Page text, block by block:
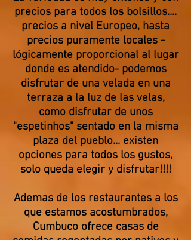
precios para todos los bolsillos....
precios a nivel Europeo, hasta
precios puramente locales -
lógicamente proporcional al lugar
donde es atendido- podemos
disfrutar de una velada en una
terraza a la luz de las velas,
como disfrutar de unos
"espetinhos" sentado en la misma
plaza del pueblo... existen
opciones para todos los gustos,
solo queda elegir y disfrutar!!!!
Ademas de los restaurantes a los
que estamos acostumbrados,
Cumbuco ofrece casas de